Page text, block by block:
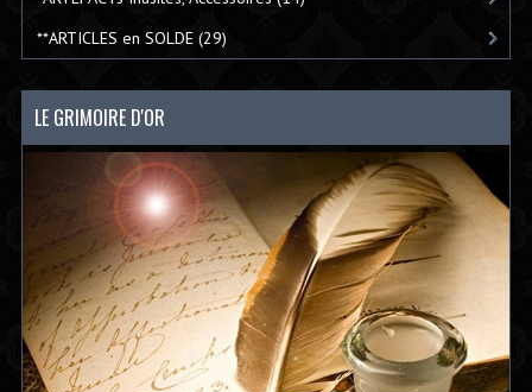
**ARTICLES en SOLDE(29)
LE GRIMOIRE D'OR